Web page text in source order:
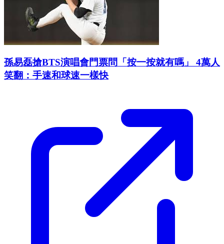
孫易磊搶BTS演唱會門票問「按一按就有嗎」 4萬人
笑翻：手速和球速一樣快